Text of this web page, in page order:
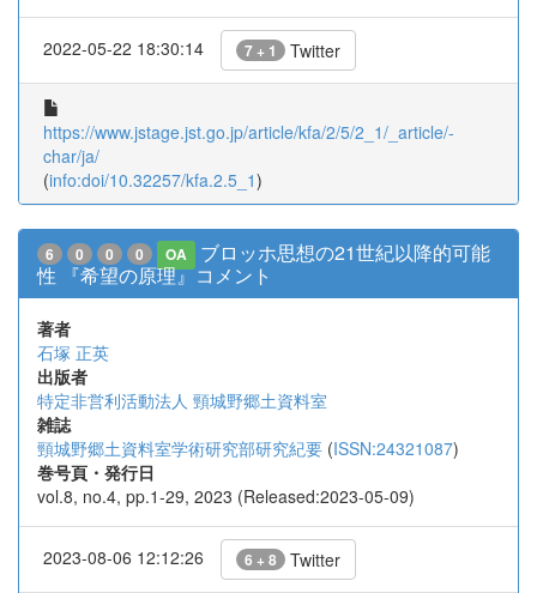
2022-05-22 18:30:14 7 + 1 Twitter
https://www.jstage.jst.go.jp/article/kfa/2/5/2_1/_article/-
char/ja/
(info:doi/10.32257/kfa.2.5_1)
6 0 0 0 OA
ブロッホ思想の21世紀以降的可能
性 『希望の原理』コメント
著者
石塚 正英
出版者
特定非営利活動法人 頸城野郷土資料室
雑誌
頸城野郷土資料室学術研究部研究紀要 (ISSN:24321087)
巻号頁・発行日
vol.8, no.4, pp.1-29, 2023 (Released:2023-05-09)
2023-08-06 12:12:26 6 + 8 Twitter